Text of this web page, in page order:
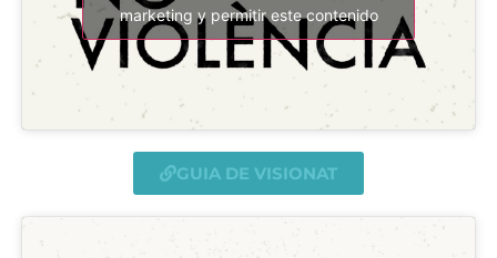
marketing y permitir este contenido
GUIA DE VISIONAT